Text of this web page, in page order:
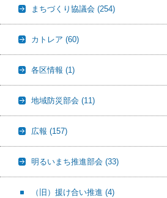
まちづくり協議会 (254)
カトレア (60)
各区情報 (1)
地域防災部会 (11)
広報 (157)
明るいまち推進部会 (33)
（旧）援け合い推進 (4)